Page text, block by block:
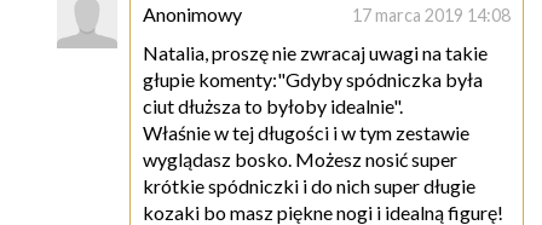
Anonimowy 17 marca 2019 14:08
Natalia, proszę nie zwracaj uwagi na takie
głupie komenty:"Gdyby spódniczka była
ciut dłuższa to byłoby idealnie".
Właśnie w tej długości i w tym zestawie
wyglądasz bosko. Możesz nosić super
krótkie spódniczki i do nich super długie
kozaki bo masz piękne nogi i idealną figurę!